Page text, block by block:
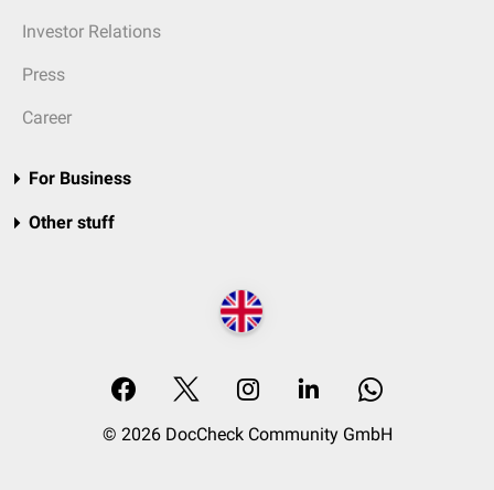
Investor Relations
Press
Career
For Business
Other stuff
© 2026 DocCheck Community GmbH